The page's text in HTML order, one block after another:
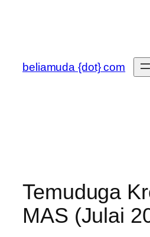
beliamuda {dot} com
Temuduga
MAS (Julai